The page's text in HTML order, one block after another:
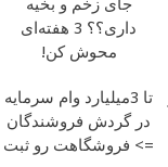
جای زخم و بخیه
داری؟؟ 3 هفته‌ای
محوش کن!
تا 3میلیارد وام سرمایه
در گردش فروشندگان
=> فروشگاهت رو ثبت